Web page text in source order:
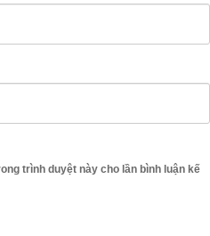
trình duyệt này cho lần bình luận kế